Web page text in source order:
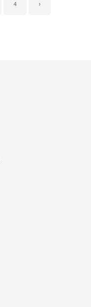
4 ›